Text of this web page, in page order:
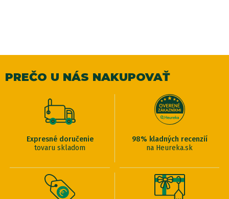
PREČO U NÁS NAKUPOVAŤ
Expresné doručenie
tovaru skladom
98% kladných recenzií
na Heureka.sk